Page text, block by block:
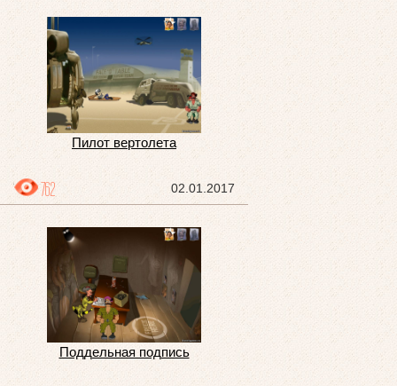
Пилот вертолета
02.01.2017
762
Поддельная подпись